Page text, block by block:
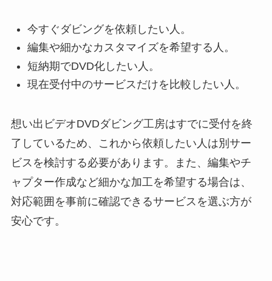
今すぐダビングを依頼したい人。
編集や細かなカスタマイズを希望する人。
短納期でDVD化したい人。
現在受付中のサービスだけを比較したい人。
想い出ビデオDVDダビング工房はすでに受付を終
了しているため、これから依頼したい人は別サー
ビスを検討する必要があります。また、編集やチ
ャプター作成など細かな加工を希望する場合は、
対応範囲を事前に確認できるサービスを選ぶ方が
安心です。